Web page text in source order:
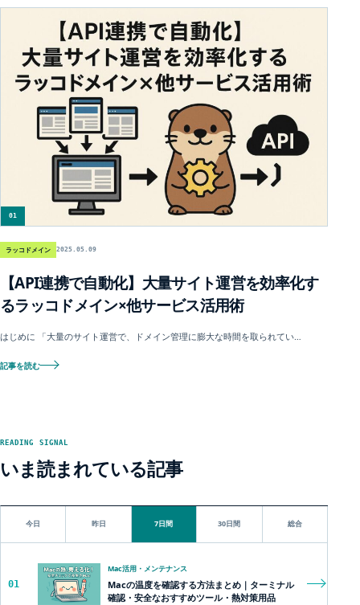
01
ラッコドメイン 2025.05.09
【API連携で自動化】大量サイト運営を効率化す
るラッコドメイン×他サービス活用術
はじめに 「大量のサイト運営で、ドメイン管理に膨大な時間を取られてい…
記事を読む
READING SIGNAL
いま読まれている記事
今日 昨日 7日間 30日間 総合
01
Mac活用・メンテナンス
Macの温度を確認する方法まとめ｜ターミナル
確認・安全なおすすめツール・熱対策用品